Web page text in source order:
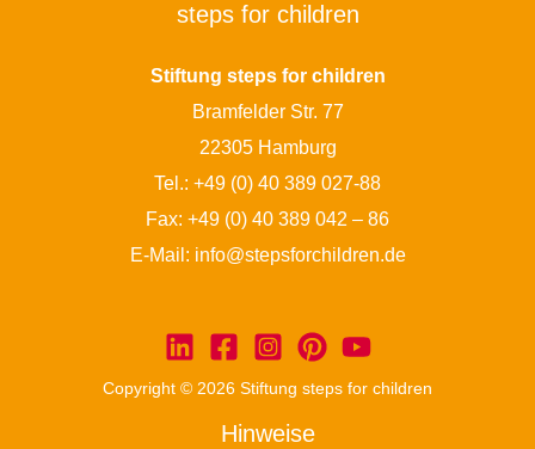
steps for children
Stiftung steps for children
Bramfelder Str. 77
22305 Hamburg
Tel.: +49 (0) 40 389 027-88
Fax: +49 (0) 40 389 042 – 86
E-Mail: info@stepsforchildren.de
Copyright © 2026 Stiftung steps for children
Hinweise